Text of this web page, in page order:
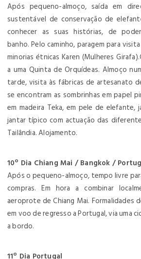
Após pequeno-almoço, saída em
sustentável de conservação de
conhecer as suas histórias, de
banho. Pelo caminho, paragem para
minorias étnicas Karen (Mulheres
a uma Quinta de Orquídeas. Almoço
tarde, visita às fábricas de artesanato
se encontram as sombrinhas em papel
em madeira Teka, em pele de elefante,
jantar típico com actuação das
Tailândia. Alojamento.
10º Dia Chiang Mai / Bangkok /
Após o pequeno-almoço, tempo livre
compras. Em hora a combinar
aeroprote de Chiang Mai. Formalidades
em voo de regresso a Portugal, via uma
a bordo.
11º Dia Portugal